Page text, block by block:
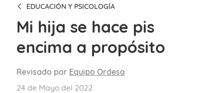
EDUCACIÓN Y PSICOLOGÍA
Mi hija se hace pis
encima a propósito
Revisado por Equipo Ordesa
24 de Mayo del 2022